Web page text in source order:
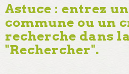
Astuce : entrez
commune ou un
recherche dans
"Rechercher".